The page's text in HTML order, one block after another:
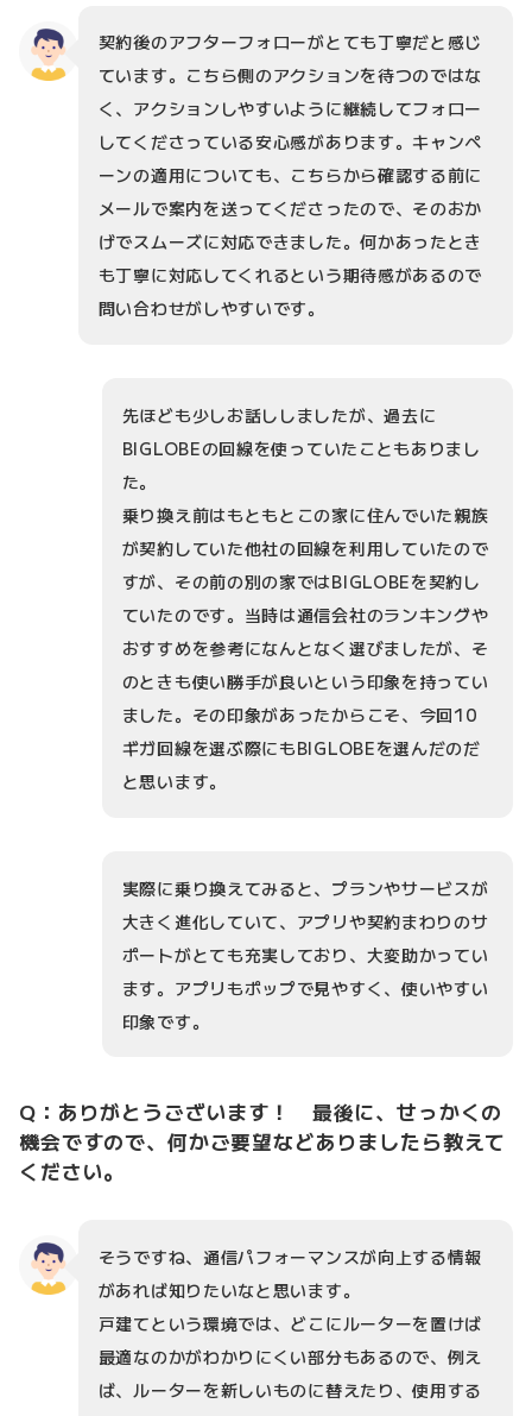
契約後のアフターフォローがとても丁寧だと感じ
ています。こちら側のアクションを待つのではな
く、アクションしやすいように継続してフォロー
してくださっている安心感があります。キャンペ
ーンの適用についても、こちらから確認する前に
メールで案内を送ってくださったので、そのおか
げでスムーズに対応できました。何かあったとき
も丁寧に対応してくれるという期待感があるので
問い合わせがしやすいです。
先ほども少しお話ししましたが、過去に
BIGLOBEの回線を使っていたこともありまし
た。
乗り換え前はもともとこの家に住んでいた親族
が契約していた他社の回線を利用していたので
すが、その前の別の家ではBIGLOBEを契約し
ていたのです。当時は通信会社のランキングや
おすすめを参考になんとなく選びましたが、そ
のときも使い勝手が良いという印象を持ってい
ました。その印象があったからこそ、今回10
ギガ回線を選ぶ際にもBIGLOBEを選んだのだ
と思います。
実際に乗り換えてみると、プランやサービスが
大きく進化していて、アプリや契約まわりのサ
ポートがとても充実しており、大変助かってい
ます。アプリもポップで見やすく、使いやすい
印象です。
Q：ありがとうございます！ 最後に、せっかくの
機会ですので、何かご要望などありましたら教えて
ください。
そうですね、通信パフォーマンスが向上する情報
があれば知りたいなと思います。
戸建てという環境では、どこにルーターを置けば
最適なのかがわかりにくい部分もあるので、例え
ば、ルーターを新しいものに替えたり、使用する